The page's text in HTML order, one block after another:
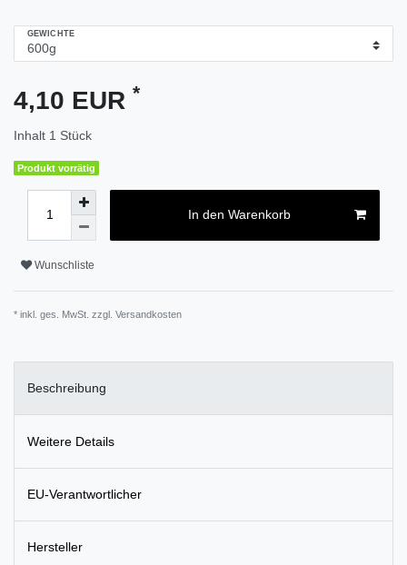
GEWICHTE
4,10 EUR *
Inhalt 1 Stück
Produkt vorrätig
In den Warenkorb
Wunschliste
* inkl. ges. MwSt. zzgl. Versandkosten
Beschreibung
Weitere Details
EU-Verantwortlicher
Hersteller